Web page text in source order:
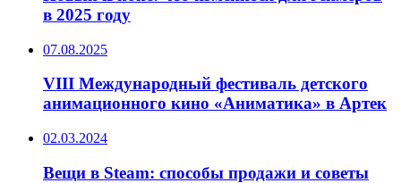
в 2025 году
07.08.2025
VIII Международный фестиваль детского
анимационного кино «Аниматика» в Артек
02.03.2024
Вещи в Steam: способы продажи и советы